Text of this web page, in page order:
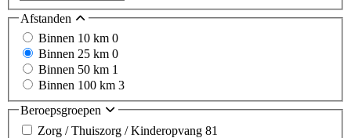
Afstanden
Binnen 10 km 0
Binnen 25 km 0
Binnen 50 km 1
Binnen 100 km 3
Beroepsgroepen
Zorg / Thuiszorg / Kinderopvang 81